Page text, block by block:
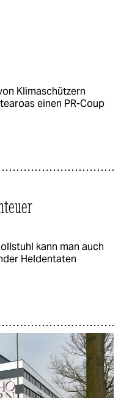
Klimaschützern
einen PR-Coup
kann man auch
Heldentaten